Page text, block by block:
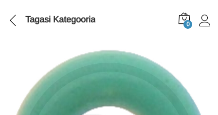
Tagasi Kategooria 0